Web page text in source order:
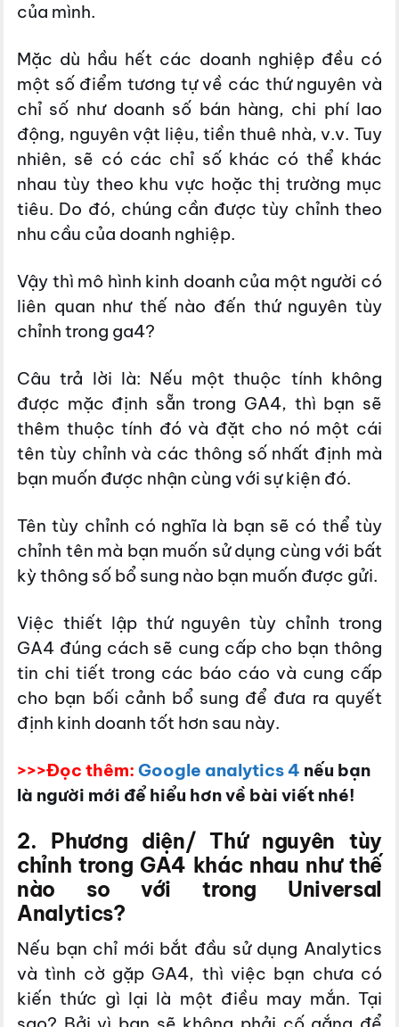
của mình.
Mặc dù hầu hết các doanh nghiệp đều có
một số điểm tương tự về các thứ nguyên và
chỉ số như doanh số bán hàng, chi phí lao
động, nguyên vật liệu, tiền thuê nhà, v.v. Tuy
nhiên, sẽ có các chỉ số khác có thể khác
nhau tùy theo khu vực hoặc thị trường mục
tiêu. Do đó, chúng cần được tùy chỉnh theo
nhu cầu của doanh nghiệp.
Vậy thì mô hình kinh doanh của một người có
liên quan như thế nào đến thứ nguyên tùy
chỉnh trong ga4?
Câu trả lời là: Nếu một thuộc tính không
được mặc định sẵn trong GA4, thì bạn sẽ
thêm thuộc tính đó và đặt cho nó một cái
tên tùy chỉnh và các thông số nhất định mà
bạn muốn được nhận cùng với sự kiện đó.
Tên tùy chỉnh có nghĩa là bạn sẽ có thể tùy
chỉnh tên mà bạn muốn sử dụng cùng với bất
kỳ thông số bổ sung nào bạn muốn được gửi.
Việc thiết lập thứ nguyên tùy chỉnh trong
GA4 đúng cách sẽ cung cấp cho bạn thông
tin chi tiết trong các báo cáo và cung cấp
cho bạn bối cảnh bổ sung để đưa ra quyết
định kinh doanh tốt hơn sau này.
>>>Đọc thêm: Google analytics 4 nếu bạn
là người mới để hiểu hơn về bài viết nhé!
2. Phương diện/ Thứ nguyên tùy
chỉnh trong GA4 khác nhau như thế
nào so với trong Universal
Analytics?
Nếu bạn chỉ mới bắt đầu sử dụng Analytics
và tình cờ gặp GA4, thì việc bạn chưa có
kiến thức gì lại là một điều may mắn. Tại